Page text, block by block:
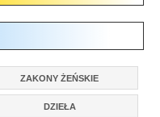
ZAKONY ŻEŃSKIE
DZIEŁA